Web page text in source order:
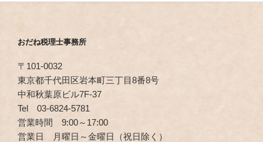
おだね税理士事務所
〒101-0032
東京都千代田区岩本町三丁目8番8号
中和秋葉原ビル7F-37
Tel 03-6824-5781
営業時間 9:00～17:00
営業日 月曜日～金曜日（祝日除く）